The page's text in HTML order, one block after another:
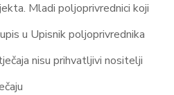
Mladi poljoprivrednici koji
u Upisnik poljoprivrednika
nisu prihvatljivi nositelji